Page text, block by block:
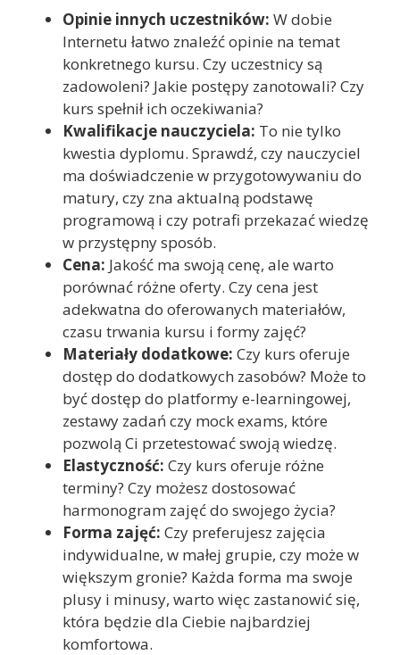
Opinie innych uczestników: W dobie
Internetu łatwo znaleźć opinie na temat
konkretnego kursu. Czy uczestnicy są
zadowoleni? Jakie postępy zanotowali? Czy
kurs spełnił ich oczekiwania?
Kwalifikacje nauczyciela: To nie tylko
kwestia dyplomu. Sprawdź, czy nauczyciel
ma doświadczenie w przygotowywaniu do
matury, czy zna aktualną podstawę
programową i czy potrafi przekazać wiedzę
w przystępny sposób.
Cena: Jakość ma swoją cenę, ale warto
porównać różne oferty. Czy cena jest
adekwatna do oferowanych materiałów,
czasu trwania kursu i formy zajęć?
Materiały dodatkowe: Czy kurs oferuje
dostęp do dodatkowych zasobów? Może to
być dostęp do platformy e-learningowej,
zestawy zadań czy mock exams, które
pozwolą Ci przetestować swoją wiedzę.
Elastyczność: Czy kurs oferuje różne
terminy? Czy możesz dostosować
harmonogram zajęć do swojego życia?
Forma zajęć: Czy preferujesz zajęcia
indywidualne, w małej grupie, czy może w
większym gronie? Każda forma ma swoje
plusy i minusy, warto więc zastanowić się,
która będzie dla Ciebie najbardziej
komfortowa.